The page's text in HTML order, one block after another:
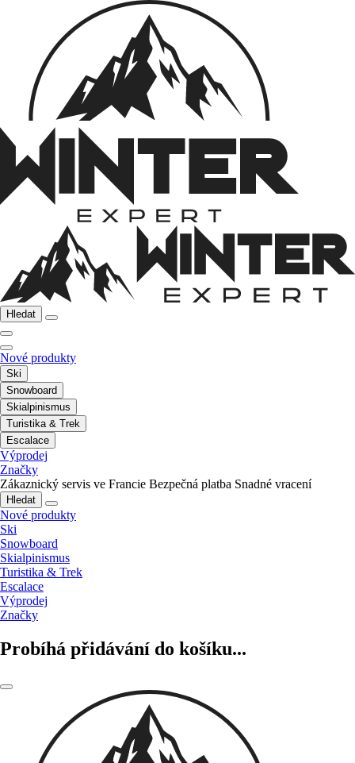
Hledat
Nové produkty
Ski
Snowboard
Skialpinismus
Turistika & Trek
Escalace
Výprodej
Značky
Zákaznický servis ve Francie Bezpečná platba Snadné vracení
Hledat
Nové produkty
Ski
Snowboard
Skialpinismus
Turistika & Trek
Escalace
Výprodej
Značky
Probíhá přidávání do košíku...